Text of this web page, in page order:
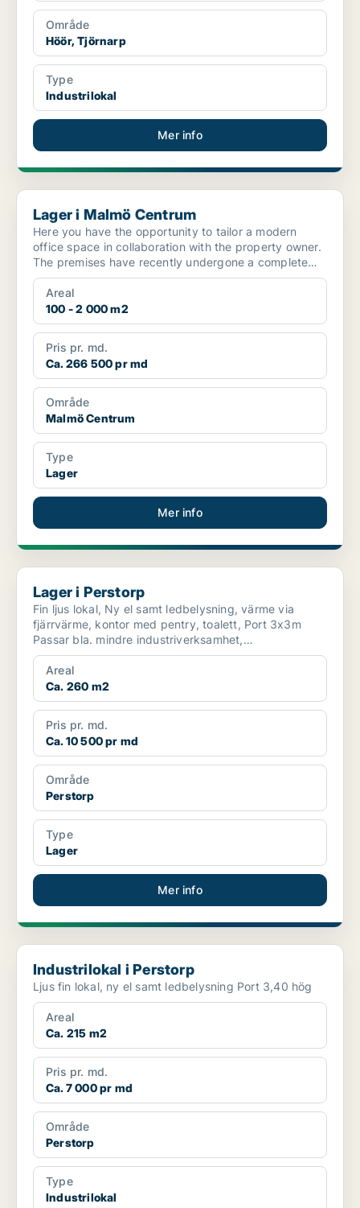
Område
Höör, Tjörnarp
Type
Industrilokal
Mer info
Lager i Malmö Centrum
Lager i Malmö Centrum
Here you have the opportunity to tailor a modern
office space in collaboration with the property owner.
The premises have recently undergone a complete
renov...
Areal
100 - 2 000 m2
Pris pr. md.
Ca. 266 500 pr md
Område
Malmö Centrum
Type
Lager
Mer info
Lager i Perstorp
Lager i Perstorp
Fin ljus lokal, Ny el samt ledbelysning, värme via
fjärrvärme, kontor med pentry, toalett, Port 3x3m
Passar bla. mindre industriverksamhet,
nätförsäljning...
Areal
Ca. 260 m2
Pris pr. md.
Ca. 10 500 pr md
Område
Perstorp
Type
Lager
Mer info
Industrilokal i Perstorp
Industrilokal i Perstorp
Ljus fin lokal, ny el samt ledbelysning Port 3,40 hög
Areal
Ca. 215 m2
Pris pr. md.
Ca. 7 000 pr md
Område
Perstorp
Type
Industrilokal